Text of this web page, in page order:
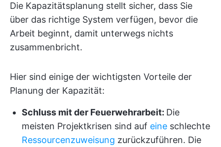
Die Kapazitätsplanung stellt sicher, dass Sie
über das richtige System verfügen, bevor die
Arbeit beginnt, damit unterwegs nichts
zusammenbricht.
Hier sind einige der wichtigsten Vorteile der
Planung der Kapazität:
Schluss mit der Feuerwehrarbeit: Die
meisten Projektkrisen sind auf eine schlechte
Ressourcenzuweisung zurückzuführen. Die